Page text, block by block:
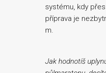
systému, kdy
příprava je
m.
Jak hodnotíš